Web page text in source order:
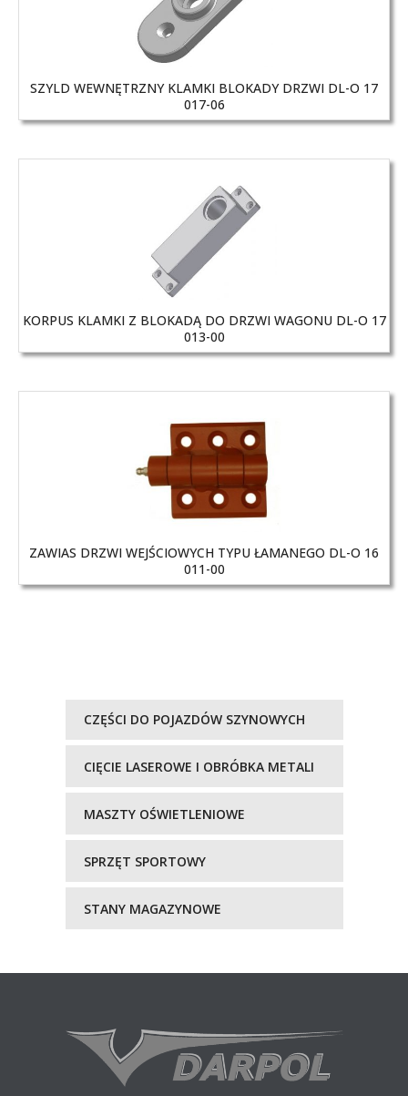
SZYLD WEWNĘTRZNY KLAMKI BLOKADY DRZWI DL-O 17
017-06
KORPUS KLAMKI Z BLOKADĄ DO DRZWI WAGONU DL-O 17
013-00
ZAWIAS DRZWI WEJŚCIOWYCH TYPU ŁAMANEGO DL-O 16
011-00
CZĘŚCI DO POJAZDÓW SZYNOWYCH
CIĘCIE LASEROWE I OBRÓBKA METALI
MASZTY OŚWIETLENIOWE
SPRZĘT SPORTOWY
STANY MAGAZYNOWE